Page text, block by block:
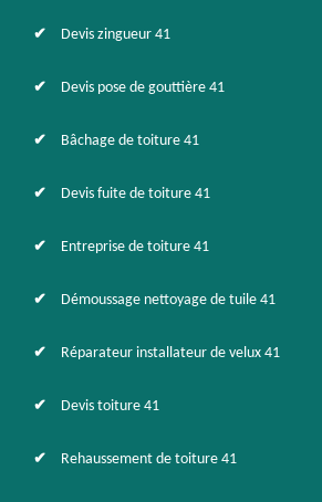
Devis zingueur 41
Devis pose de gouttière 41
Bâchage de toiture 41
Devis fuite de toiture 41
Entreprise de toiture 41
Démoussage nettoyage de tuile 41
Réparateur installateur de velux 41
Devis toiture 41
Rehaussement de toiture 41